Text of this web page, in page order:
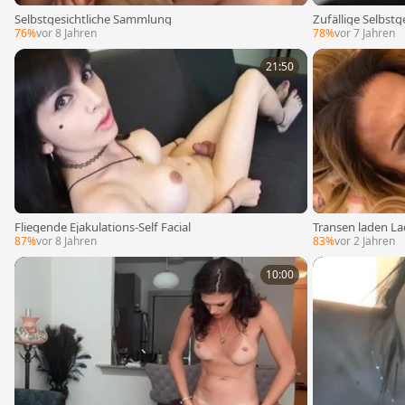
Selbstgesichtliche Sammlung
76%vor 8 Jahren
Zufällige
78%vor 7 Jahren
21:50
Fliegende Ejakulations-Self Facial
87%vor 8 Jahren
Transen laden
83%vor 2 Jahren
10:00